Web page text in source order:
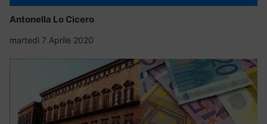
Antonella Lo Cicero
martedì 7 Aprile 2020